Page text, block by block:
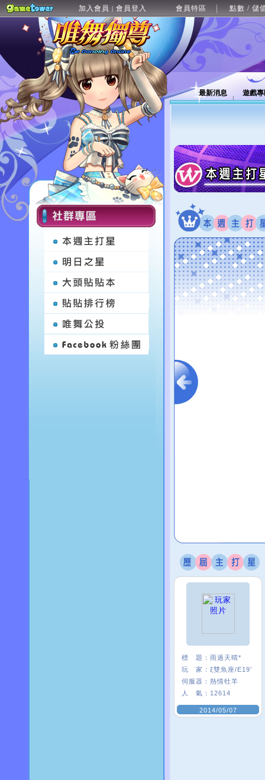
加入會員 | 會員登入 會員特區 點數 / 儲
最新消息 遊戲
標 題： 雨過天晴*
玩 家： ξ雙魚座/E19’
伺服器： 熱情牡羊
人 氣： 12614
2014/05/07